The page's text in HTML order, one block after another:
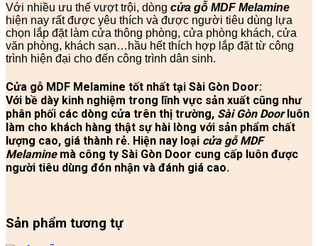
Với nhiều ưu thế vượt trội, dòng cửa gỗ MDF Melamine
hiện nay rất được yêu thích và được người tiêu dùng lựa
chọn lắp đặt làm cửa thông phòng, cửa phòng khách, cửa
văn phòng, khách sạn…hầu hết thích hợp lắp đặt từ công
trình hiện đại cho đến công trình dân sinh.
Cửa gỗ MDF Melamine tốt nhất tại Sài Gòn Door:
Với bề dày kinh nghiệm trong lĩnh vực sản xuất cũng như
phân phối các dòng cửa trên thị trường, Sài Gòn Doorluôn
làm cho khách hàng thật sự hài lòng với sản phẩm chất
lượng cao, giá thành rẻ. Hiện nay loại cửa gỗ MDF
Melamine mà công ty Sài Gòn Door cung cấp luôn được
người tiêu dùng đón nhận và đánh giá cao.
Sản phẩm tương tự